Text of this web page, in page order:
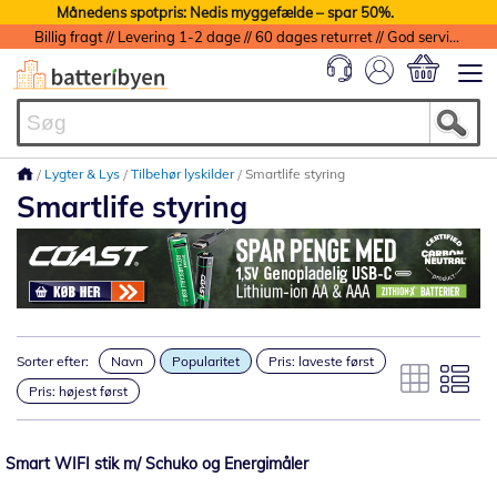
Månedens spotpris: Nedis myggefælde – spar 50%.
Billig fragt // Levering 1-2 dage // 60 dages returret // God service med garanti
Lygter & Lys Tilbehør lyskilder Smartlife styring
Smartlife styring
Sorter efter: Navn Popularitet
Pris: laveste først
Pris: højest først
Smart WIFI stik m/ Schuko og Energimåler